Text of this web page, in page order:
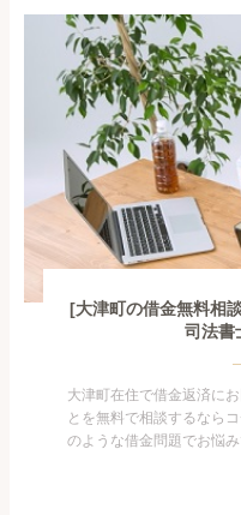
がありま...
[大津町の借金無料相
司法書
大津町在住で借金返済に
とを無料で相談するなら
のような借金問題でお悩
られたくない・借金の催